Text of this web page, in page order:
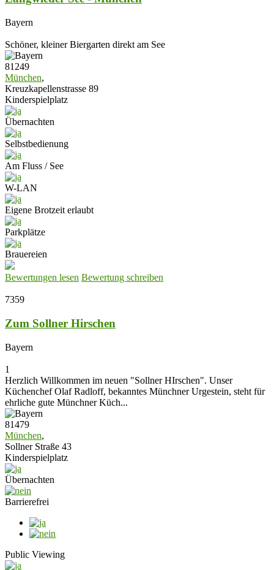
Bayern
Schöner, kleiner Biergarten direkt am See
81249
München,
Kreuzkapellenstrasse 89
Kinderspielplatz
Übernachten
Selbstbedienung
Am Fluss / See
W-LAN
Eigene Brotzeit erlaubt
Parkplätze
Brauereien
Bewertungen lesen Bewertung schreiben
7359
Zum Sollner Hirschen
Bayern
1
Herzlich Willkommen im neuen "Sollner HIrschen". Unser
Küchenchef Olaf Radloff, bekanntes Münchner Urgestein, steht für
ehrliche gute Münchner Küch...
81479
München,
Sollner Straße 43
Kinderspielplatz
Übernachten
Barrierefrei
Public Viewing